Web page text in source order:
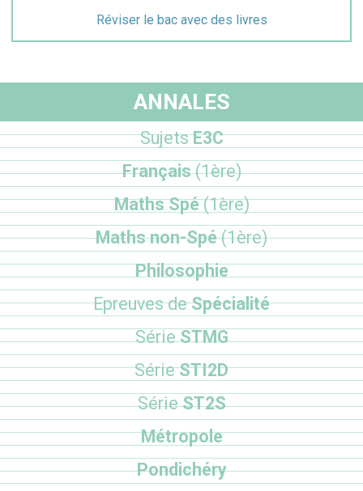
Réviser le bac avec des livres
ANNALES
SujetsE3C
Français(1ère)
Maths Spé(1ère)
Maths non-Spé(1ère)
Philosophie
Epreuves deSpécialité
SérieSTMG
SérieSTI2D
SérieST2S
Métropole
Pondichéry